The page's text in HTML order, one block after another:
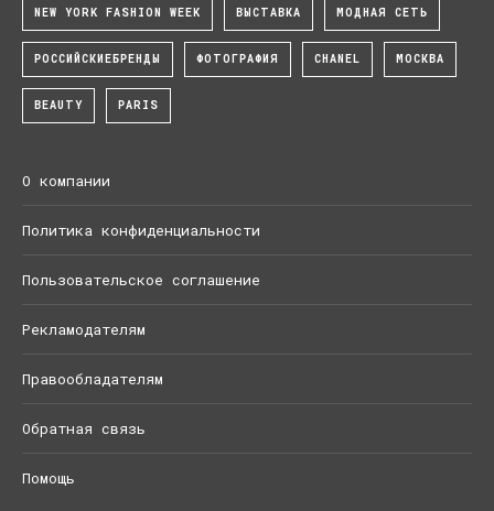
NEW YORK FASHION WEEK ВЫСТАВКА МОДНАЯ СЕТЬ
РОССИЙСКИЕБРЕНДЫ ФОТОГРАФИЯ CHANEL МОСКВА
BEAUTY PARIS
О компании
Политика конфиденциальности
Пользовательское соглашение
Рекламодателям
Правообладателям
Обратная связь
Помощь